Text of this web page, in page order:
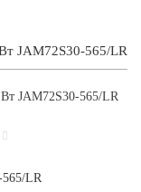
JAM72S30-565/LR
565/LR